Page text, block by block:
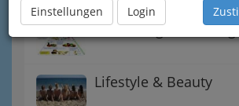
Einstellungen Login
Ernährungs-Beratung
Lifestyle & Beauty